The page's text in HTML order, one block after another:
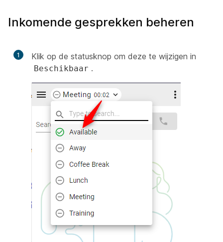
Inkomende gesprekken beheren
1 Klik op de statusknop om deze te wijzigen in
Beschikbaar .